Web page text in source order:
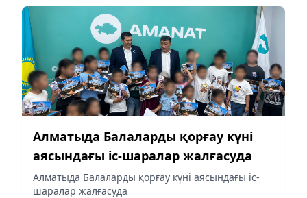
Алматыда Балаларды қорғау күні
аясындағы іс-шаралар жалғасуда
Алматыда Балаларды қорғау күні аясындағы іс-
шаралар жалғасуда